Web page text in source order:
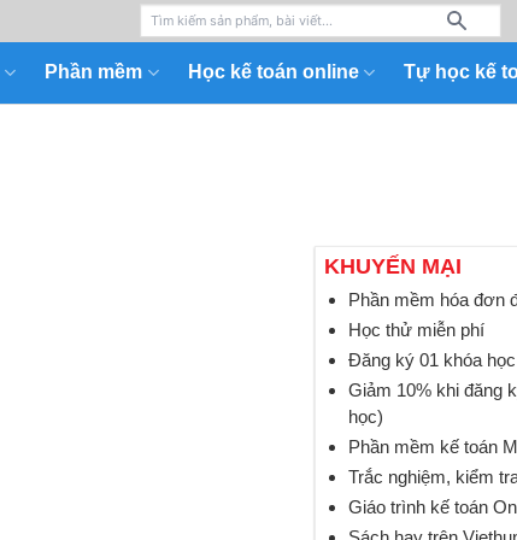
Phần mềm Học kế toán online Tự học kế
KHUYẾN MẠI
Phần mềm hóa đơn
Học thử miễn phí
Đăng ký 01 khóa
Giảm 10% khi đăng
học)
Phần mềm kế toán
Trắc nghiệm, kiểm
Giáo trình kế toán